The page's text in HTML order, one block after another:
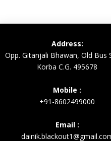
Address:
Opp. Gitanjali Bhawan, Old Bus
Korba C.G. 495678
Mobile :
+91-8602499000
Email :